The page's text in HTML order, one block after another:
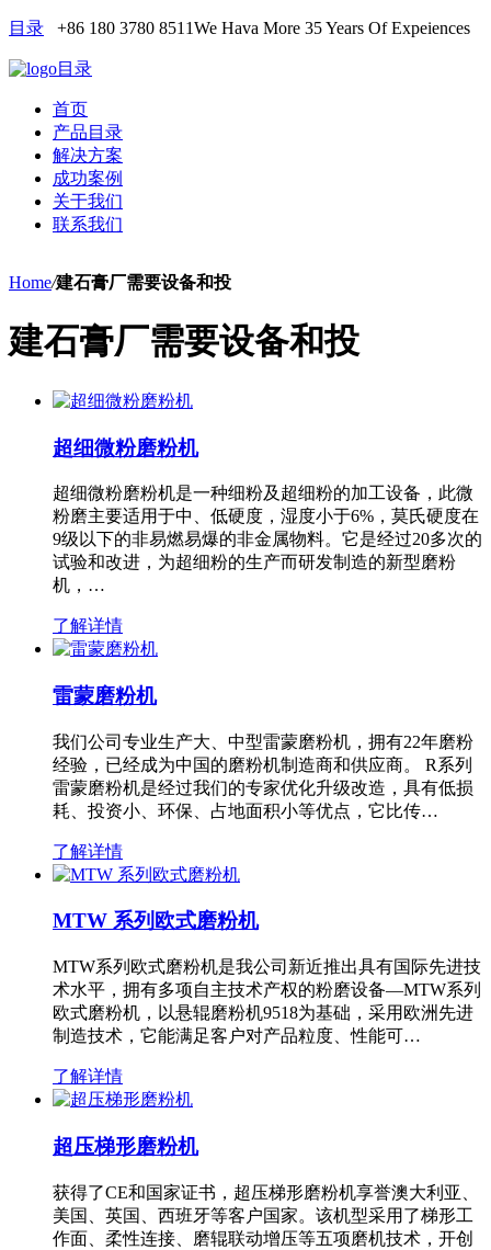
目录 +86 180 3780 8511We Hava More 35 Years Of Expeiences
目录
首页
产品目录
解决方案
成功案例
关于我们
联系我们
Home/建石膏厂需要设备和投
建石膏厂需要设备和投
超细微粉磨粉机
超细微粉磨粉机是一种细粉及超细粉的加工设备，此微
粉磨主要适用于中、低硬度，湿度小于6%，莫氏硬度在
9级以下的非易燃易爆的非金属物料。它是经过20多次的
试验和改进，为超细粉的生产而研发制造的新型磨粉
机，…
了解详情
雷蒙磨粉机
我们公司专业生产大、中型雷蒙磨粉机，拥有22年磨粉
经验，已经成为中国的磨粉机制造商和供应商。 R系列
雷蒙磨粉机是经过我们的专家优化升级改造，具有低损
耗、投资小、环保、占地面积小等优点，它比传…
了解详情
MTW 系列欧式磨粉机
MTW系列欧式磨粉机是我公司新近推出具有国际先进技
术水平，拥有多项自主技术产权的粉磨设备—MTW系列
欧式磨粉机，以悬辊磨粉机9518为基础，采用欧洲先进
制造技术，它能满足客户对产品粒度、性能可…
了解详情
超压梯形磨粉机
获得了CE和国家证书，超压梯形磨粉机享誉澳大利亚、
美国、英国、西班牙等客户国家。该机型采用了梯形工
作面、柔性连接、磨辊联动增压等五项磨机技术，开创